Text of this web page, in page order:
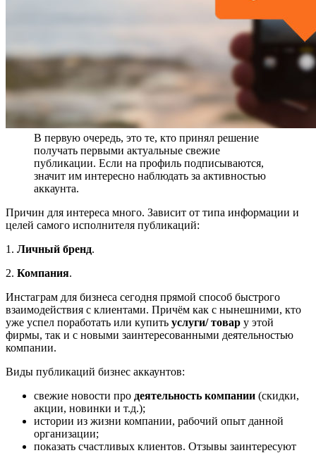
В первую очередь, это те, кто принял решение
получать первыми актуальные свежие
публикации. Если на профиль подписываются,
значит им интересно наблюдать за активностью
аккаунта.
Причин для интереса много. Зависит от типа информации и
целей самого исполнителя публикаций:
1. Личный бренд.
2. Компания.
Инстаграм для бизнеса сегодня прямой способ быстрого
взаимодействия с клиентами. Причём как с нынешними, кто
уже успел поработать или купить услуги/ товар у этой
фирмы, так и с новыми заинтересованными деятельностью
компании.
Виды публикаций бизнес аккаунтов:
свежие новости про деятельность компании (скидки,
акции, новинки и т.д.);
истории из жизни компании, рабочий опыт данной
организации;
показать счастливых клиентов. Отзывы заинтересуют